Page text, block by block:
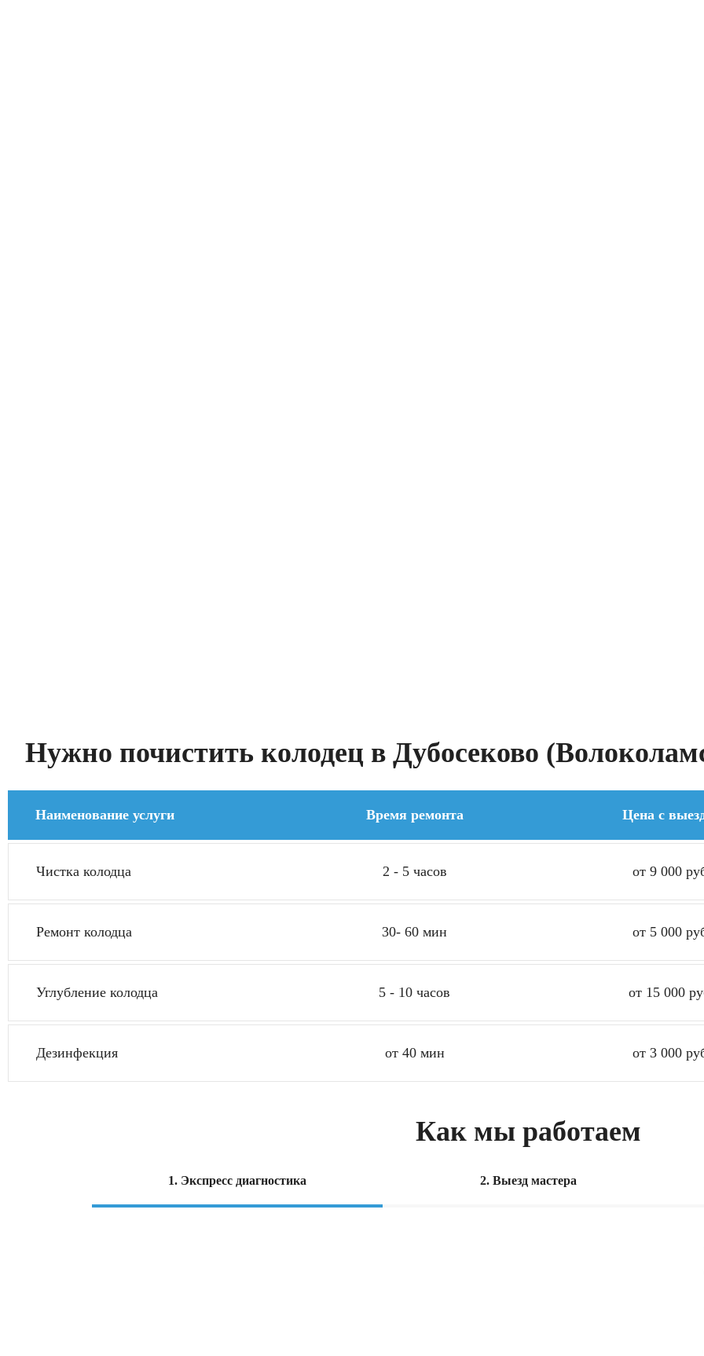
Нужно почистить колодец в Дубосеково
Наименование услуги Время ремонта Цена с
Чистка колодца 2 - 5 часов от 9 000
Ремонт колодца 30- 60 мин от 5 000
Углубление колодца 5 - 10 часов от 15 000
Дезинфекция от 40 мин от 3 000
Как мы работаем
1. Экспресс диагностика 2. Выезд мастера